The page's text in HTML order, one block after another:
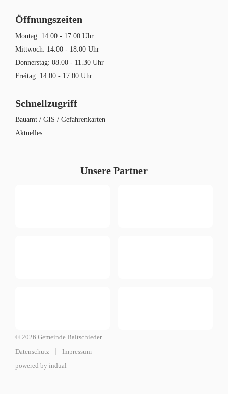
Öffnungszeiten
Montag: 14.00 - 17.00 Uhr
Mittwoch: 14.00 - 18.00 Uhr
Donnerstag: 08.00 - 11.30 Uhr
Freitag: 14.00 - 17.00 Uhr
Schnellzugriff
Bauamt / GIS / Gefahrenkarten
Aktuelles
Unsere Partner
© 2026 Gemeinde Baltschieder
Datenschutz
Impressum
powered by indual